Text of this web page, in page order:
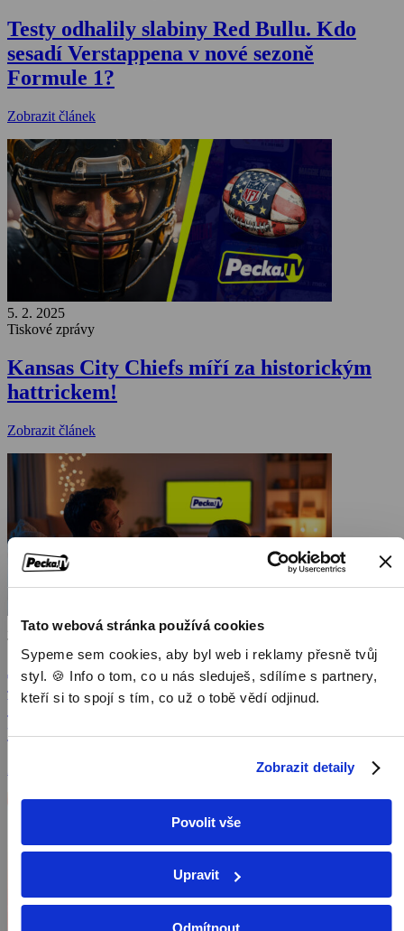
Tato webová stránka používá cookies
Sypeme sem cookies, aby byl web i reklamy přesně tvůj
styl. 🍪 Info o tom, co u nás sleduješ, sdílíme s partnery,
kteří si to spojí s tím, co už o tobě vědí odjinud.
Zobrazit detaily
Povolit vše
Upravit
Odmítnout
Testy odhalily slabiny Red Bullu. Kdo
sesadí Verstappena v nové sezoně
Formule 1?
Zobrazit článek
5. 2. 2025
Tiskové zprávy
Kansas City Chiefs míří za historickým
hattrickem!
Zobrazit článek
24. 9. 2024
Tiskové zprávy
Tisková zpráva: 104 kanálů za 119 korun!
V Česku startuje nejlevnější internetová
televize